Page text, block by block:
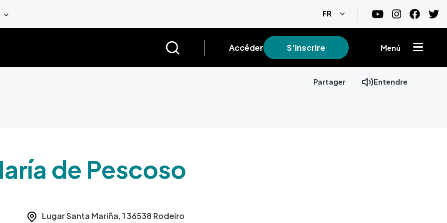
FR Lister les actions
Accéder S'inscrire Menú
Partager Entendre
de Pescoso
Lugar Santa Mariña, 136538 Rodeiro